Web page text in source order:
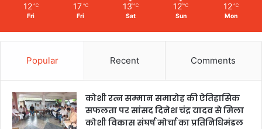
12 ℃
Fri
17 ℃
Fri
13 ℃
Sat
12 ℃
Sun
12 ℃
Mon
Popular Recent Comments
कोशी रत्न सम्मान समारोह की ऐतिहासिक
सफलता पर सांसद दिनेश चंद्र यादव से मिला
कोशी विकास संघर्ष मोर्चा का प्रतिनिधिमंडल